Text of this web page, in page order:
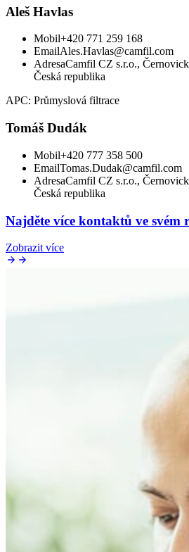
Aleš Havlas
Mobil+420 771 259 168
EmailAles.Havlas@camfil.com
AdresaCamfil CZ s.r.o.,
Česká republika
APC: Průmyslová filtrace
Tomáš Dudák
Mobil+420 777 358 500
EmailTomas.Dudak@camfil.com
AdresaCamfil CZ s.r.o.,
Česká republika
Najděte více kontaktů ve svém
Zobrazit více